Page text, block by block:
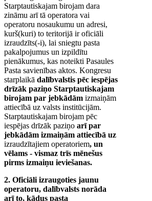
Starptautiskajam birojam dara
zināmu arī tā operatora vai
operatoru nosaukumu un adresi,
kurš(kuri) to teritorijā ir oficiāli
izraudzīts(-i), lai sniegtu pasta
pakalpojumus un izpildītu
pienākumus, kas noteikti Pasaules
Pasta savienības aktos. Kongresu
starplaikā dalībvalstis pēc iespējas
drīzāk paziņo Starptautiskajam
birojam par jebkādām izmaiņām
attiecībā uz valsts institūcijām.
Starptautiskajam birojam pēc
iespējas drīzāk paziņo arī par
jebkādām izmaiņām attiecībā uz
izraudzītajiem operatoriem, un
vēlams - vismaz trīs mēnešus
pirms izmaiņu ieviešanas.
2. Oficiāli izraugoties jaunu
operatoru, dalībvalsts norāda
arī to, kādus pasta